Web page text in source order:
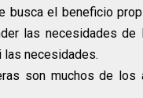
busca el beneficio
las necesidades
necesidades.
son muchos de